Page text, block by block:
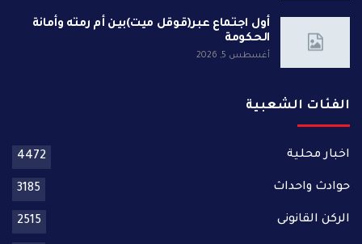
أول اجتماع عبر(قوقل ميت)بين أم رمته وأمانة
الحكومة
أغسطس 5, 2026
الفئات الشعبية
اخبار محلية 4472
حوادث واحداث 3185
الركن القانونى 2515